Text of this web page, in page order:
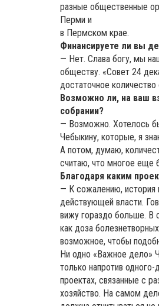
разные общественные
Перми и
в Пермском крае.
Финансируете ли вы
— Нет. Слава богу, мы
обществу. «Совет 24
достаточное
Возможно ли, на ваш
собрании?
— Возможно. Хотелось
Чебыкину, которые, я
А потом, думаю,
считаю, что многое еще
Благодаря каким
— К сожалению, история
действующей власти.
вижу гораздо больше. В
как доза
возможное, чтобы
Ни одно «Важное дело»
только напротив
проектах, связанные с
хозяйство. На самом